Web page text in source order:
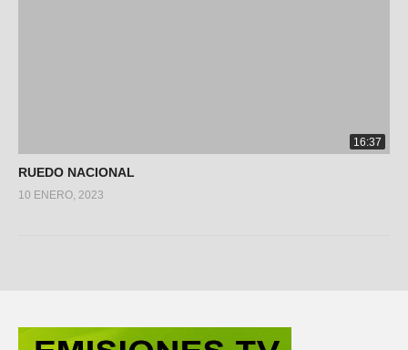
16:37
RUEDO NACIONAL
10 ENERO, 2023